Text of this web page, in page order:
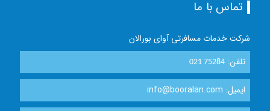
تماس با ما
شرکت خدمات مسافرتی آوای بورالان
تلفن:021 75284
ایمیل: info@booralan.com